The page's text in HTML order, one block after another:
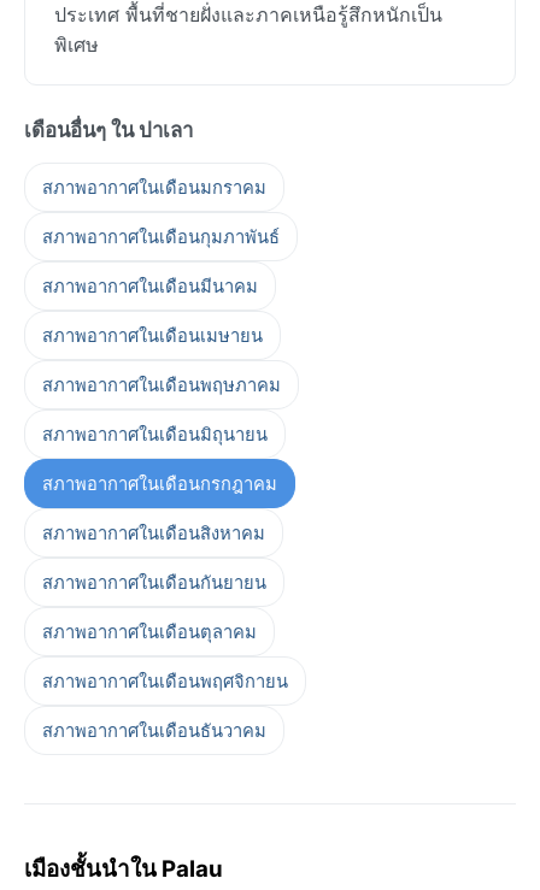
ประเทศ พื้นที่ชายฝั่งและภาคเหนือรู้สึกหนักเป็น
พิเศษ
เดือนอื่นๆ ใน ปาเลา
สภาพอากาศในเดือนมกราคม
สภาพอากาศในเดือนกุมภาพันธ์
สภาพอากาศในเดือนมีนาคม
สภาพอากาศในเดือนเมษายน
สภาพอากาศในเดือนพฤษภาคม
สภาพอากาศในเดือนมิถุนายน
สภาพอากาศในเดือนกรกฎาคม
สภาพอากาศในเดือนสิงหาคม
สภาพอากาศในเดือนกันยายน
สภาพอากาศในเดือนตุลาคม
สภาพอากาศในเดือนพฤศจิกายน
สภาพอากาศในเดือนธันวาคม
เมืองชั้นนำใน Palau